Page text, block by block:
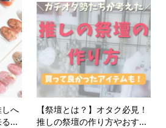
へ
...
【祭壇とは？】オタク必見！
推しの祭壇の作り方やおす...